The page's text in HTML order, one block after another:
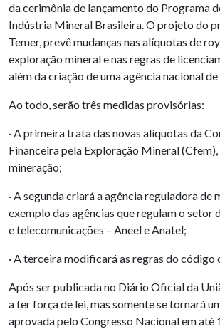
da cerimônia de lançamento do Programa
Indústria Mineral Brasileira. O projeto do
Temer, prevê mudanças nas alíquotas de
exploração mineral e nas regras de
além da criação de uma agência nacional
Ao todo, serão três medidas provisórias:
· A primeira trata das novas alíquotas da
Financeira pela Exploração Mineral
mineração;
· A segunda criará a agência reguladora de
exemplo das agências que regulam o setor
e telecomunicações – Aneel e Anatel;
· A terceira modificará as regras do código
Após ser publicada no Diário Oficial da
a ter força de lei, mas somente se tornará
aprovada pelo Congresso Nacional em até